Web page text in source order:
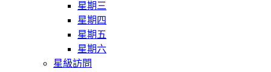
星期三
星期四
星期五
星期六
星級訪問